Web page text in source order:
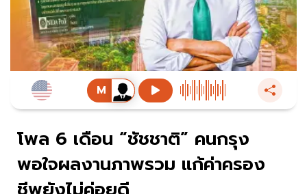
โพล 6 เดือน “ชัชชาติ” คนกรุง
พอใจผลงานภาพรวม แก้ค่าครอง